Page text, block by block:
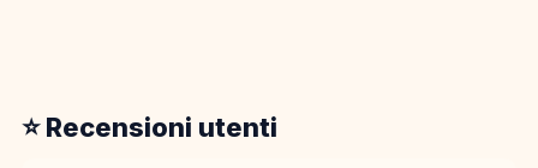
⭐ Recensioni utenti